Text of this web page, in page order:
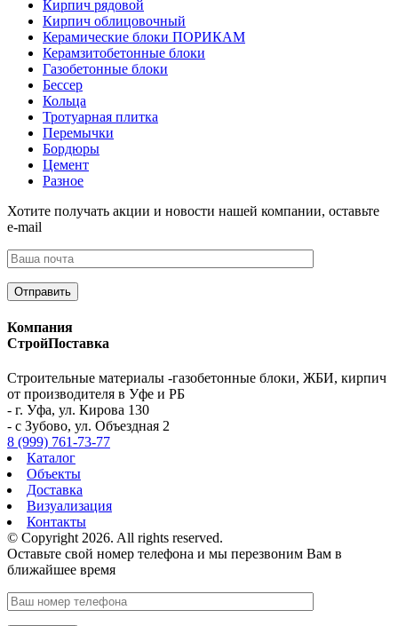
Кирпич рядовой
Кирпич облицовочный
Керамические блоки ПОРИКАМ
Керамзитобетонные блоки
Газобетонные блоки
Бессер
Кольца
Тротуарная плитка
Перемычки
Бордюры
Цемент
Разное
Хотите получать акции и новости нашей компании, оставьте
e-mail
Компания
СтройПоставка
Строительные материалы -газобетонные блоки, ЖБИ, кирпич
от производителя в Уфе и РБ
- г. Уфа, ул. Кирова 130
- с Зубово, ул. Объездная 2
8 (999) 761-73-77
Каталог
Объекты
Доставка
Визуализация
Контакты
© Copyright 2026. All rights reserved.
Оставьте свой номер телефона и мы перезвоним Вам в
ближайшее время